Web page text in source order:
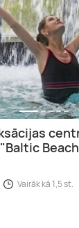
Vairāk kā 1,5 st.